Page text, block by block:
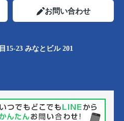
お問い合わせ
15-23 みなとビル 201